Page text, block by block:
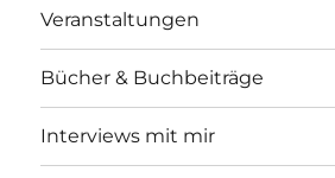
Veranstaltungen
Bücher & Buchbeiträge
Interviews mit mir